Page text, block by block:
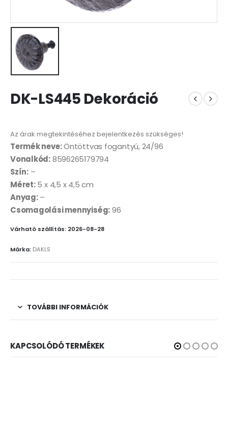
DK-LS445 Dekoráció
Az árak megtekintéséhez bejelentkezés szükséges!
Termék neve:Öntöttvas fogantyú, 24/96
Vonalkód:8596265179794
Szín:–
Méret:5 x 4,5 x 4,5 cm
Anyag:–
Csomagolási mennyiség:96
Várható szállítás: 2026-08-28
Márka: DAKLS
TOVÁBBI INFORMÁCIÓK
KAPCSOLÓDÓ TERMÉKEK